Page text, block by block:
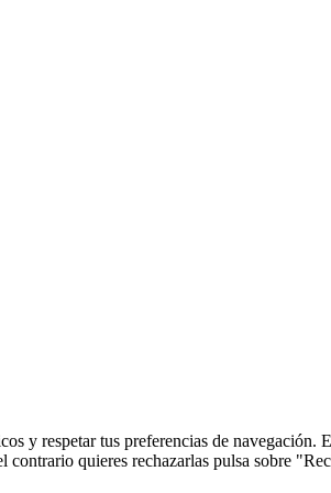
y respetar tus preferencias de navegación.
quieres rechazarlas pulsa sobre